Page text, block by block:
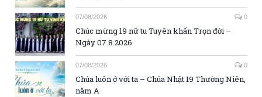
07/08/2026 0
Chúc mừng 19 nữ tu Tuyên khấn Trọn đời –
Ngày 07.8.2026
07/08/2026 0
Chúa luôn ở với ta – Chúa Nhật 19 Thường Niên,
năm A